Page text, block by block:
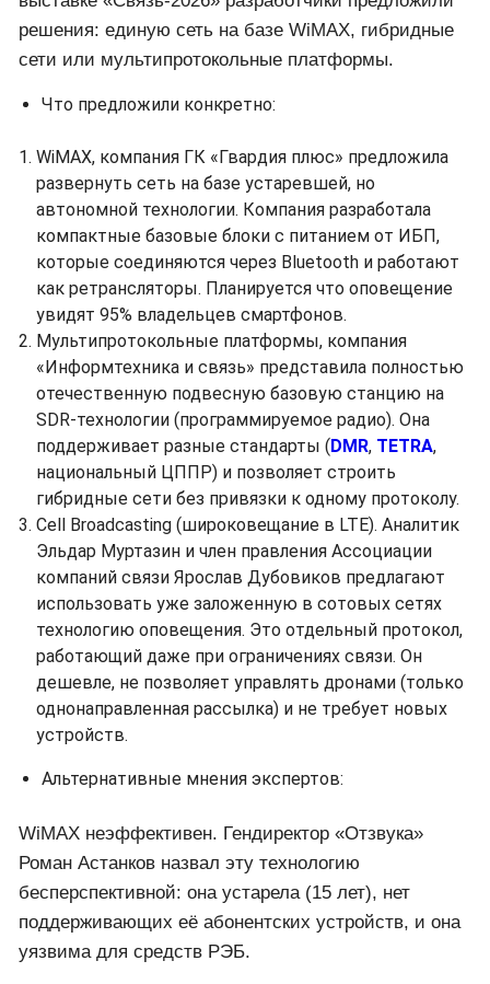
решения: единую сеть на базе WiMAX, гибридные
сети или мультипротокольные платформы.
Что предложили конкретно:
WiMAX, компания ГК «Гвардия плюс» предложила
развернуть сеть на базе устаревшей, но
автономной технологии. Компания разработала
компактные базовые блоки с питанием от ИБП,
которые соединяются через Bluetooth и работают
как ретрансляторы. Планируется что оповещение
увидят 95% владельцев смартфонов.
Мультипротокольные платформы, компания
«Информтехника и связь» представила полностью
отечественную подвесную базовую станцию на
SDR-технологии (программируемое радио). Она
поддерживает разные стандарты (DMR, TETRA,
национальный ЦППР) и позволяет строить
гибридные сети без привязки к одному протоколу.
Cell Broadcasting (широковещание в LTE). Аналитик
Эльдар Муртазин и член правления Ассоциации
компаний связи Ярослав Дубовиков предлагают
использовать уже заложенную в сотовых сетях
технологию оповещения. Это отдельный протокол,
работающий даже при ограничениях связи. Он
дешевле, не позволяет управлять дронами (только
однонаправленная рассылка) и не требует новых
устройств.
Альтернативные мнения экспертов:
WiMAX неэффективен. Гендиректор «Отзвука»
Роман Астанков назвал эту технологию
бесперспективной: она устарела (15 лет), нет
поддерживающих её абонентских устройств, и она
уязвима для средств РЭБ.